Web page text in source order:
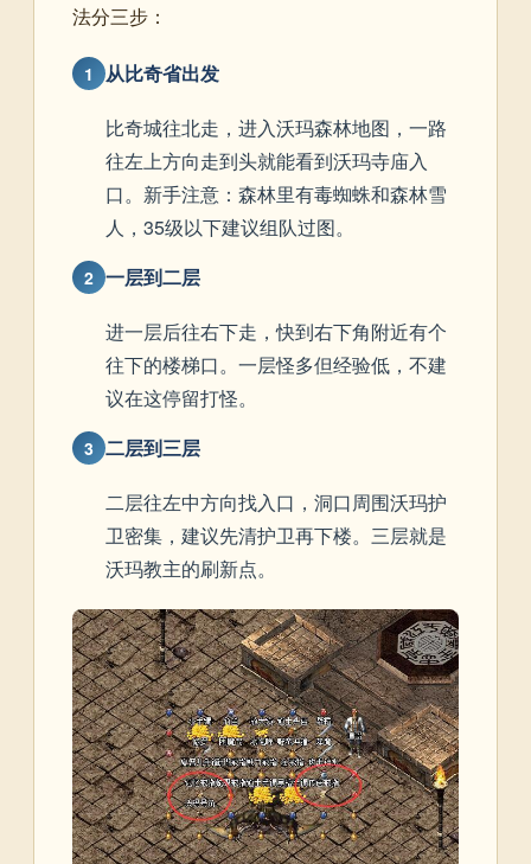
法分三步：
1
从比奇省出发
比奇城往北走，进入沃玛森林地图，一路
往左上方向走到头就能看到沃玛寺庙入
口。新手注意：森林里有毒蜘蛛和森林雪
人，35级以下建议组队过图。
2 一层到二层
进一层后往右下走，快到右下角附近有个
往下的楼梯口。一层怪多但经验低，不建
议在这停留打怪。
3 二层到三层
二层往左中方向找入口，洞口周围沃玛护
卫密集，建议先清护卫再下楼。三层就是
沃玛教主的刷新点。